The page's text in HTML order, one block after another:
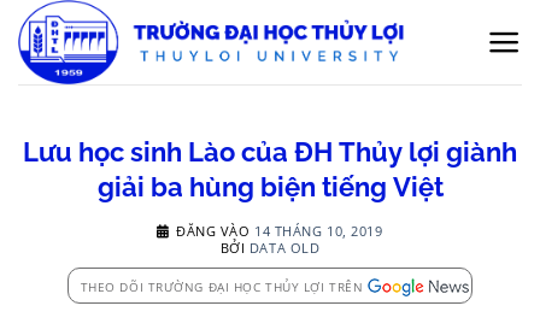
qua
nội
Lưu học sinh Lào của ĐH Thủy lợi giành
giải ba hùng biện tiếng Việt
ĐĂNG VÀO 14 THÁNG 10, 2019
BỞI DATA OLD
THEO DÕI TRƯỜNG ĐẠI HỌC THỦY LỢI TRÊN